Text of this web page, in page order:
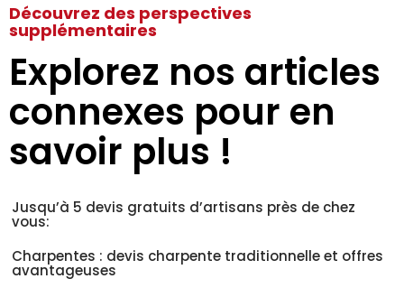
Découvrez des perspectives
supplémentaires
Explorez nos articles
connexes pour en
savoir plus !
Jusqu’à 5 devis gratuits d’artisans près de chez
vous:
Charpentes : devis charpente traditionnelle et offres
avantageuses